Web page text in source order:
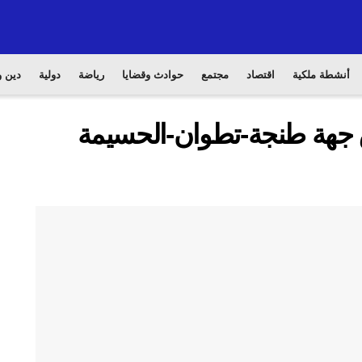
أنشطة ملكية اقتصاد مجتمع حوادث وقضايا رياضة دولية دين
طنجة-تطوان-الحسيمة